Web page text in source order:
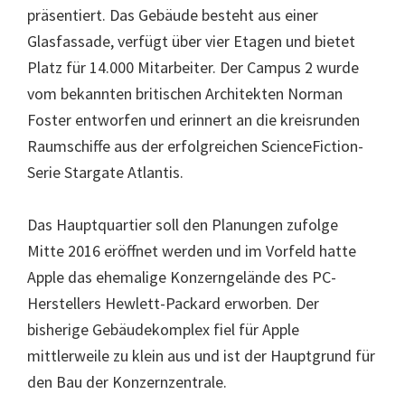
präsentiert. Das Gebäude besteht aus einer
Glasfassade, verfügt über vier Etagen und bietet
Platz für 14.000 Mitarbeiter. Der Campus 2 wurde
vom bekannten britischen Architekten Norman
Foster entworfen und erinnert an die kreisrunden
Raumschiffe aus der erfolgreichen ScienceFiction-
Serie Stargate Atlantis.
Das Hauptquartier soll den Planungen zufolge
Mitte 2016 eröffnet werden und im Vorfeld hatte
Apple das ehemalige Konzerngelände des PC-
Herstellers Hewlett-Packard erworben. Der
bisherige Gebäudekomplex fiel für Apple
mittlerweile zu klein aus und ist der Hauptgrund für
den Bau der Konzernzentrale.